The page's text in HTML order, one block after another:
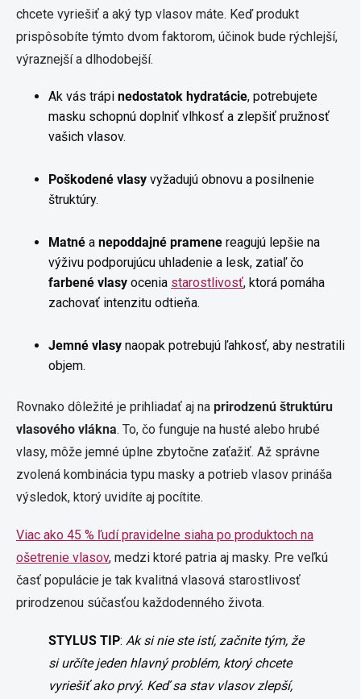
chcete vyriešiť a aký typ vlasov máte. Keď produkt
prispôsobíte týmto dvom faktorom, účinok bude rýchlejší,
výraznejší a dlhodobejší.
Ak vás trápi nedostatok hydratácie, potrebujete
masku schopnú doplniť vlhkosť a zlepšiť pružnosť
vašich vlasov.
Poškodené vlasy vyžadujú obnovu a posilnenie
štruktúry.
Matné a nepoddajné pramene reagujú lepšie na
výživu podporujúcu uhladenie a lesk, zatiaľ čo
farbené vlasy ocenia starostlivosť, ktorá pomáha
zachovať intenzitu odtieňa.
Jemné vlasy naopak potrebujú ľahkosť, aby nestratili
objem.
Rovnako dôležité je prihliadať aj na prirodzenú štruktúru
vlasového vlákna. To, čo funguje na husté alebo hrubé
vlasy, môže jemné úplne zbytočne zaťažiť. Až správne
zvolená kombinácia typu masky a potrieb vlasov prináša
výsledok, ktorý uvidíte aj pocítite.
Viac ako 45 % ľudí pravidelne siaha po produktoch na
ošetrenie vlasov, medzi ktoré patria aj masky. Pre veľkú
časť populácie je tak kvalitná vlasová starostlivosť
prirodzenou súčasťou každodenného života.
STYLUS TIP: Ak si nie ste istí, začnite tým, že
si určíte jeden hlavný problém, ktorý chcete
vyriešiť ako prvý. Keď sa stav vlasov zlepší,